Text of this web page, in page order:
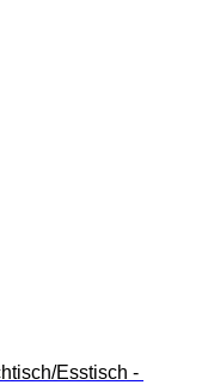
Esstisch -